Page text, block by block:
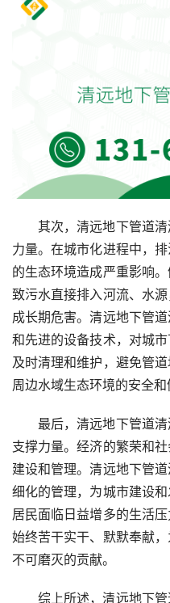
其次，清远地下管道
力量。在城市化进程中，
的生态环境造成严重影响
致污水直接排入河流、水
成长期危害。清远地下管
和先进的设备技术，对城
及时清理和维护，避免管
周边水域生态环境的安全和
最后，清远地下管道
支撑力量。经济的繁荣和
建设和管理。清远地下管
细化的管理，为城市建设
居民面临日益增多的生活
始终苦干实干、默默奉献
不可磨灭的贡献。
综上所述，清远地下